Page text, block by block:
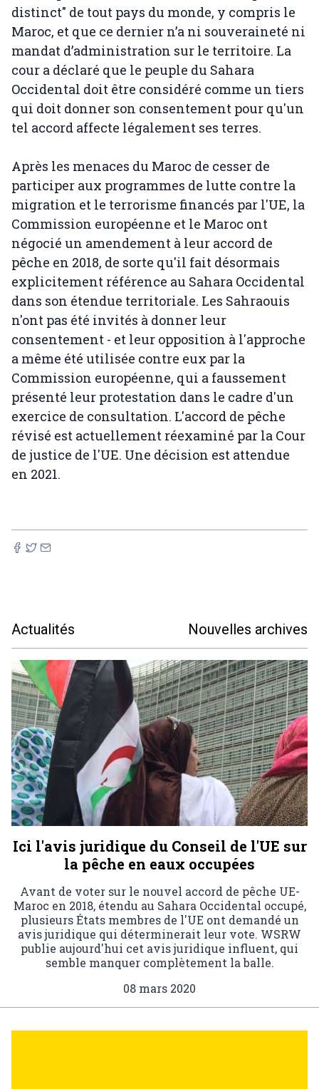
distinct" de tout pays du monde, y compris le
Maroc, et que ce dernier n’a ni souveraineté ni
mandat d’administration sur le territoire. La
cour a déclaré que le peuple du Sahara
Occidental doit être considéré comme un tiers
qui doit donner son consentement pour qu'un
tel accord affecte légalement ses terres.
Après les menaces du Maroc de cesser de
participer aux programmes de lutte contre la
migration et le terrorisme financés par l'UE, la
Commission européenne et le Maroc ont
négocié un amendement à leur accord de
pêche en 2018, de sorte qu'il fait désormais
explicitement référence au Sahara Occidental
dans son étendue territoriale. Les Sahraouis
n'ont pas été invités à donner leur
consentement - et leur opposition à l'approche
a même été utilisée contre eux par la
Commission européenne, qui a faussement
présenté leur protestation dans le cadre d'un
exercice de consultation. L'accord de pêche
révisé est actuellement réexaminé par la Cour
de justice de l'UE. Une décision est attendue
en 2021.
Actualités Nouvelles archives
Ici l'avis juridique du Conseil de l'UE sur
la pêche en eaux occupées
Avant de voter sur le nouvel accord de pêche UE-
Maroc en 2018, étendu au Sahara Occidental occupé,
plusieurs États membres de l'UE ont demandé un
avis juridique qui déterminerait leur vote. WSRW
publie aujourd'hui cet avis juridique influent, qui
semble manquer complètement la balle.
08 mars 2020